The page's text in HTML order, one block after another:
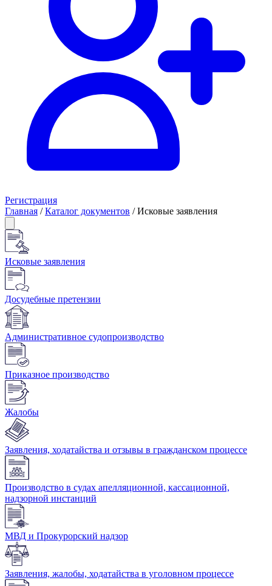
Регистрация
Главная / Каталог документов / Исковые заявления
Исковые заявления
Досудебные претензии
Административное судопроизводство
Приказное производство
Жалобы
Заявления, ходатайства и отзывы в гражданском процессе
Производство в судах апелляционной, кассационной,
надзорной инстанций
МВД и Прокурорский надзор
Заявления, жалобы, ходатайства в уголовном процессе